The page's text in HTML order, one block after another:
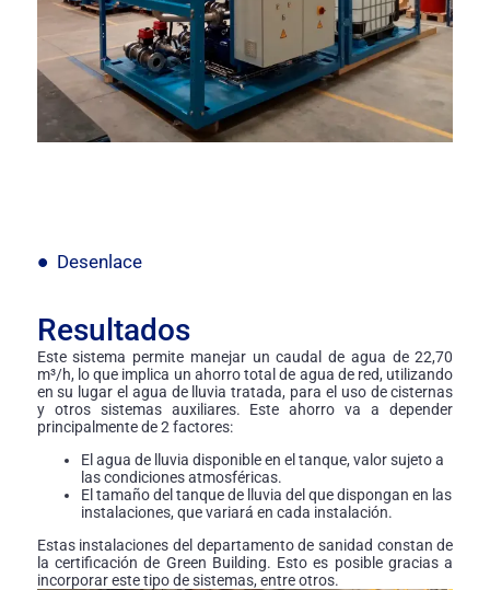
Desenlace
Resultados
Este sistema permite manejar un caudal de agua de 22,70
m³/h, lo que implica un ahorro total de agua de red, utilizando
en su lugar el agua de lluvia tratada, para el uso de cisternas
y otros sistemas auxiliares. Este ahorro va a depender
principalmente de 2 factores:
El agua de lluvia disponible en el tanque, valor sujeto a
las condiciones atmosféricas.
El tamaño del tanque de lluvia del que dispongan en las
instalaciones, que variará en cada instalación.
Estas instalaciones del departamento de sanidad constan de
la certificación de Green Building. Esto es posible gracias a
incorporar este tipo de sistemas, entre otros.